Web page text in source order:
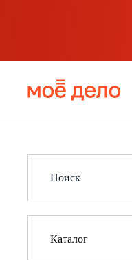
Каталог